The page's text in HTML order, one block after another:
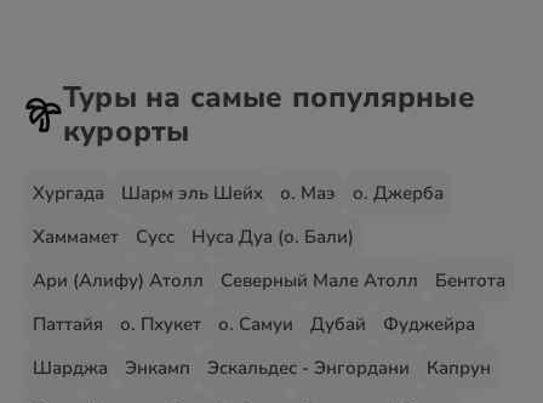
Туры на самые популярные
курорты
Хургада Шарм эль Шейх о. Маэ
о. Джерба
Хаммамет
Сусс
Нуса Дуа (о. Бали)
Ари (Алифу) Атолл
Северный Мале Атолл
Бентота
Паттайя
о. Пхукет о. Самуи Дубай
Фуджейра
Шарджа
Энкамп Эскальдес - Энгордани
Капрун